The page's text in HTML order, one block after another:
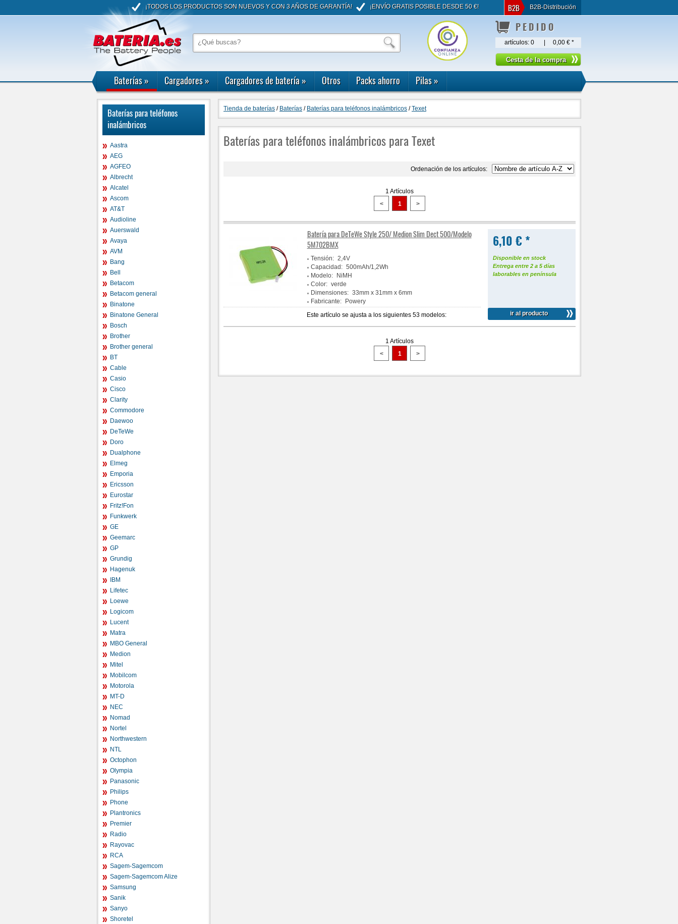
B2B B2B-Distribución
¡TODOS LOS PRODUCTOS SON NUEVOS Y CON 3 AÑOS DE GARANTÍA! ¡ENVÍO GRATIS POSIBLE DESDE 50 €!
PEDIDO
artículos: 0 0,00 € *
Baterías» Cargadores» Cargadores de batería» Otros Packs ahorro Pilas»
Baterías para teléfonos
inalámbricos
Aastra
AEG
AGFEO
Albrecht
Alcatel
Ascom
AT&T
Audioline
Auerswald
Avaya
AVM
Bang
Bell
Betacom
Betacom general
Binatone
Binatone General
Bosch
Brother
Brother general
BT
Cable
Casio
Cisco
Clarity
Commodore
Daewoo
DeTeWe
Doro
Dualphone
Elmeg
Emporia
Ericsson
Eurostar
Fritz!Fon
Funkwerk
GE
Geemarc
GP
Grundig
Hagenuk
IBM
Lifetec
Loewe
Logicom
Lucent
Matra
MBO General
Medion
Mitel
Mobilcom
Motorola
MT-D
NEC
Nomad
Nortel
Northwestern
NTL
Octophon
Olympia
Panasonic
Philips
Phone
Plantronics
Premier
Radio
Rayovac
RCA
Sagem-Sagemcom
Sagem-Sagemcom Alize
Samsung
Sanik
Sanyo
Shoretel
Tienda de baterías / Baterías / Baterías para teléfonos inalámbricos /Texet
Baterías para teléfonos inalámbricos para Texet
Ordenación de los artículos:
1 Artículos
<
1 >
6,10 € *
Disponible en stock
Entrega entre 2 a 5 días
laborables en península
ir al producto
Batería para DeTeWe Style 250/ Medion Slim Dect 500/Modelo
5M702BMX
Tensión: 2,4V
Capacidad: 500mAh/1,2Wh
Modelo:
NiMH
Color: verde
Dimensiones: 33mm x 31mm x 6mm
Fabricante:
Powery
Este artículo se ajusta a los siguientes 53 modelos:
1 Artículos
<
1 >